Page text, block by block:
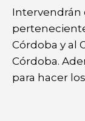
Intervendrán
Córdoba y al
Córdoba.
para hacer